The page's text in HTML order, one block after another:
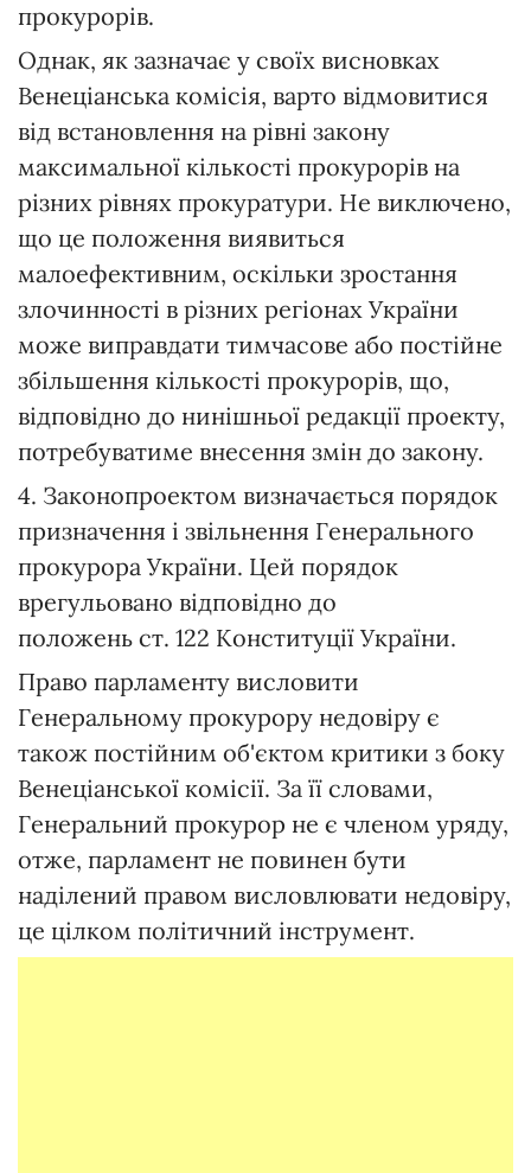
прокурорів.
Однак, як зазначає у своїх висновках
Венеціанська комісія, варто відмовитися
від встановлення на рівні закону
максимальної кількості прокурорів на
різних рівнях прокуратури. Не виключено,
що це положення виявиться
малоефективним, оскільки зростання
злочинності в різних регіонах України
може виправдати тимчасове або постійне
збільшення кількості прокурорів, що,
відповідно до нинішньої редакції проекту,
потребуватиме внесення змін до закону.
4. Законопроектом визначається порядок
призначення і звільнення Генерального
прокурора України. Цей порядок
врегульовано відповідно до
положень ст. 122 Конституції України.
Право парламенту висловити
Генеральному прокурору недовіру є
також постійним об'єктом критики з боку
Венеціанської комісії. За її словами,
Генеральний прокурор не є членом уряду,
отже, парламент не повинен бути
наділений правом висловлювати недовіру,
це цілком політичний інструмент.